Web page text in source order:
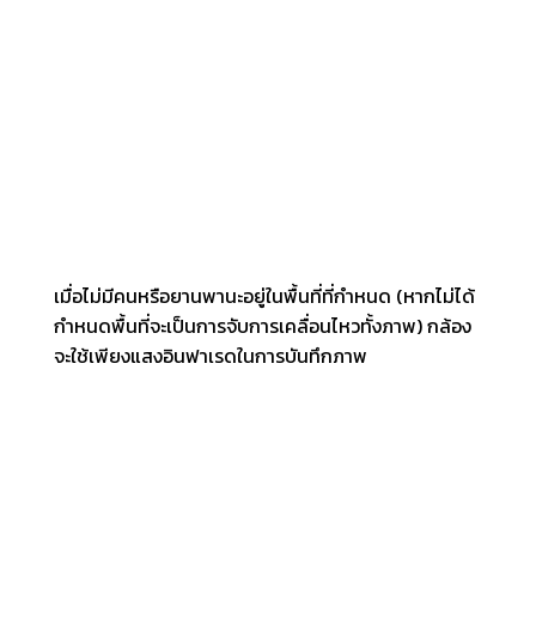
เมื่อไม่มีคนหรือยานพานะอยู่ในพื้นที่ที่กำหนด (หากไม่ได้
กำหนดพื้นที่จะเป็นการจับการเคลื่อนไหวทั้งภาพ) กล้อง
จะใช้เพียงแสงอินฟาเรดในการบันทึกภาพ